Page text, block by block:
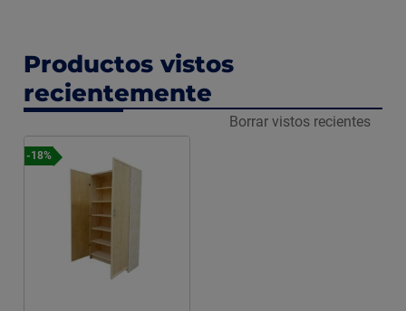
Productos vistos
recientemente
Borrar vistos recientes
-18%